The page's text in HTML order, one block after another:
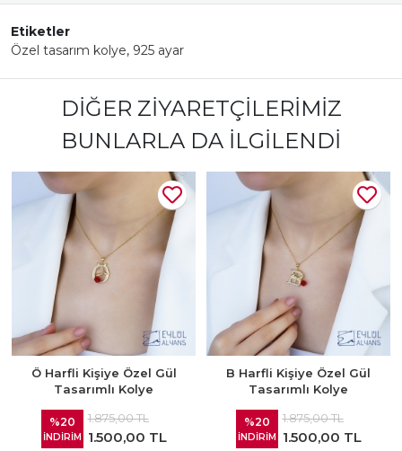
Etiketler
Özel tasarım kolye, 925 ayar
DIĞER ZIYARETÇILERIMIZ
BUNLARLA DA İLGILENDI
Ö Harfli Kişiye Özel Gül
Tasarımlı Kolye
%20
İNDİRİM
1.875,00 TL
1.500,00 TL
B Harfli Kişiye Özel Gül
Tasarımlı Kolye
%20
İNDİRİM
1.875,00 TL
1.500,00 TL